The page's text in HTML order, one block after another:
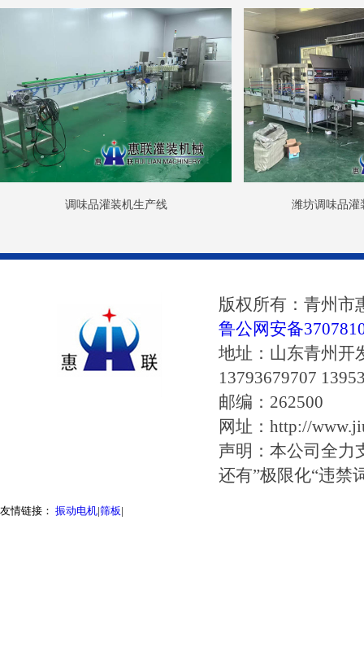
调味品灌装机生产线 潍坊调味品灌
版权所有：青州
鲁公网安备
地址：山东青州
13793679707
邮编：262500
网址：http://
声明：本公司全力
还有”极限化“违禁
友情链接： 振动电机|筛板|